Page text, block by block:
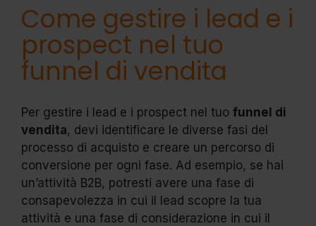
Come gestire i lead e i
prospect nel tuo
funnel di vendita
Per gestire i lead e i prospect nel tuo funnel di
vendita, devi identificare le diverse fasi del
processo di acquisto e creare un percorso di
conversione per ogni fase. Ad esempio, se hai
un’attività B2B, potresti avere una fase di
consapevolezza in cui il lead scopre la tua
attività e una fase di considerazione in cui il